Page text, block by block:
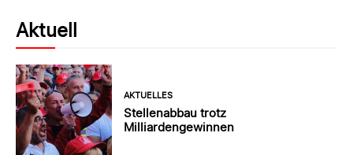
Aktuell
AKTUELLES
Stellenabbau trotz
Milliardengewinnen